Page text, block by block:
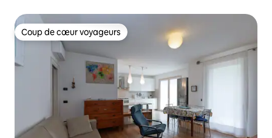
Coup de cœur voyageurs
Coup de cœur voyageurs